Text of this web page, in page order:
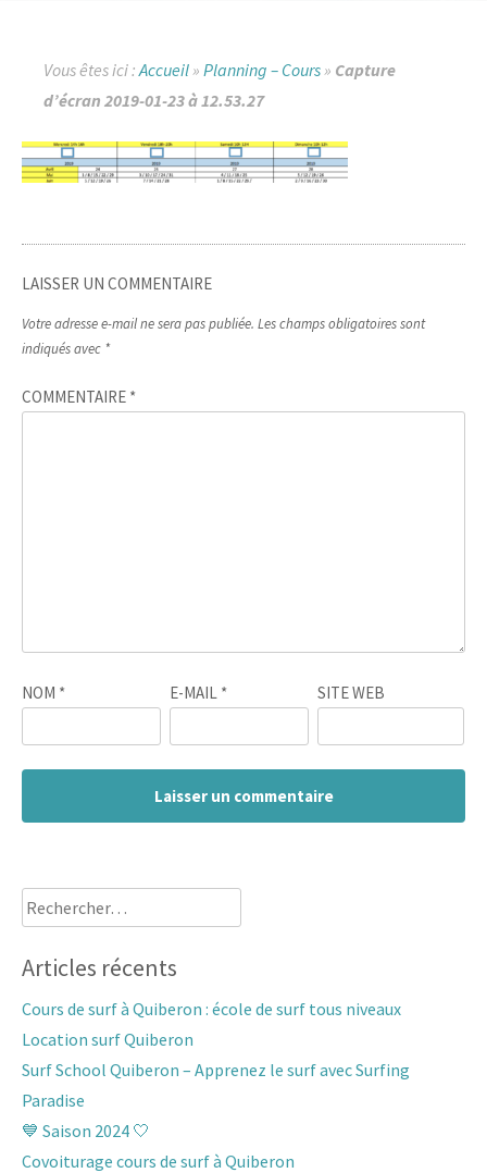
Vous êtes ici :Accueil» Planning – Cours» Capture
d’écran 2019-01-23 à 12.53.27
LAISSER UN COMMENTAIRE
Votre adresse e-mail ne sera pas publiée. Les champs obligatoires sont
indiqués avec *
COMMENTAIRE *
NOM * E-MAIL * SITE WEB
Rechercher :
Articles récents
Cours de surf à Quiberon : école de surf tous niveaux
Location surf Quiberon
Surf School Quiberon – Apprenez le surf avec Surfing
Paradise
💙 Saison 2024 🤍
Covoiturage cours de surf à Quiberon